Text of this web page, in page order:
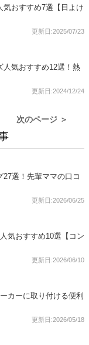
おすすめ7選【日よけ
更新日:2025/07/23
人気おすすめ12選！熱
更新日:2024/12/24
次のページ ＞
選！先輩ママの口コ
更新日:2026/06/25
気おすすめ10選【コン
更新日:2026/06/10
カーに取り付ける便利
更新日:2026/05/18